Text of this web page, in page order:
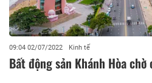
09:04 02/07/2022 Kinh tế
Bất động sản Khánh Hòa